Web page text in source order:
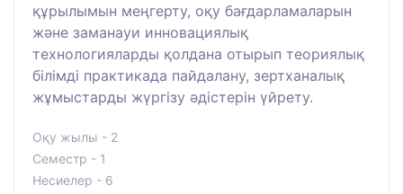
құрылымын меңгерту, оқу бағдарламаларын
және заманауи инновациялық
технологияларды қолдана отырып теориялық
білімді практикада пайдалану, зертханалық
жұмыстарды жүргізу әдістерін үйрету.
Оқу жылы - 2
Семестр - 1
Несиелер - 6